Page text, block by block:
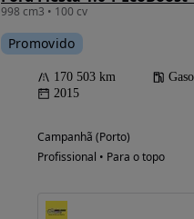
998 cm3 • 100 cv
Promovido
170 503 km
2015
Campanhã (Porto)
Profissional • Para o topo